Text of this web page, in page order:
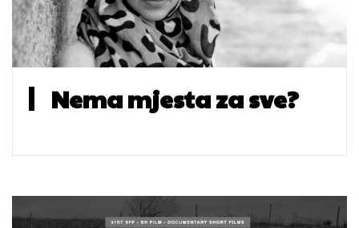
Nema mjesta za sve?